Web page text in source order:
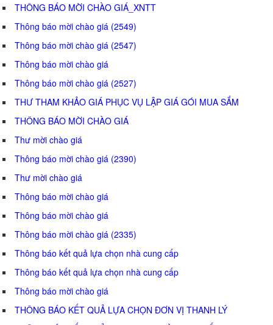
THÔNG BÁO MỜI CHÀO GIÁ_XNTT
Thông báo mời chào giá (2549)
Thông báo mời chào giá (2547)
Thông báo mời chào giá
Thông báo mời chào giá (2527)
THƯ THAM KHẢO GIÁ PHỤC VỤ LẬP GIÁ GÓI MUA SẮM
THÔNG BÁO MỜI CHÀO GIÁ
Thư mời chào giá
Thông báo mời chào giá (2390)
Thư mời chào giá
Thông báo mời chào giá
Thông báo mời chào giá
Thông báo mời chào giá (2335)
Thông báo kết quả lựa chọn nhà cung cấp
Thông báo kết quả lựa chọn nhà cung cấp
Thông báo mời chào giá
THÔNG BÁO KẾT QUẢ LỰA CHỌN ĐƠN VỊ THANH LÝ